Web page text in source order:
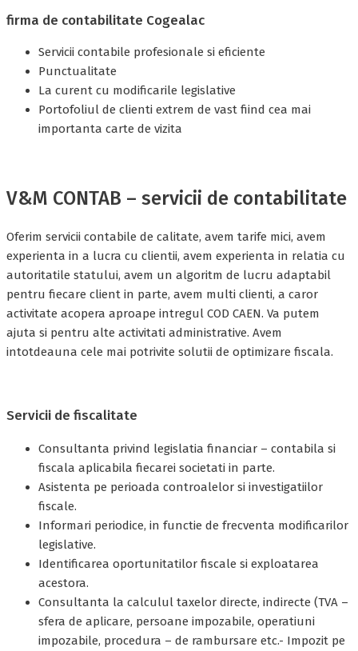
firma de contabilitate Cogealac
Servicii contabile profesionale si eficiente
Punctualitate
La curent cu modificarile legislative
Portofoliul de clienti extrem de vast fiind cea mai
importanta carte de vizita
V&M CONTAB – servicii de contabilitate
Oferim servicii contabile de calitate, avem tarife mici, avem
experienta in a lucra cu clientii, avem experienta in relatia cu
autoritatile statului, avem un algoritm de lucru adaptabil
pentru fiecare client in parte, avem multi clienti, a caror
activitate acopera aproape intregul COD CAEN. Va putem
ajuta si pentru alte activitati administrative. Avem
intotdeauna cele mai potrivite solutii de optimizare fiscala.
Servicii de fiscalitate
Consultanta privind legislatia financiar – contabila si
fiscala aplicabila fiecarei societati in parte.
Asistenta pe perioada controalelor si investigatiilor
fiscale.
Informari periodice, in functie de frecventa modificarilor
legislative.
Identificarea oportunitatilor fiscale si exploatarea
acestora.
Consultanta la calculul taxelor directe, indirecte (TVA –
sfera de aplicare, persoane impozabile, operatiuni
impozabile, procedura – de rambursare etc.- Impozit pe